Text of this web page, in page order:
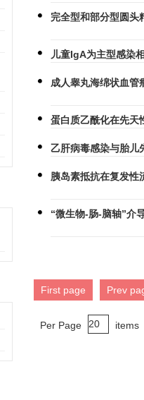
完全型和部分型圆头
儿童IgA为主型感染
成人睾丸海绵状血管
蛋白质乙酰化在先天
乙肝病毒感染与胎儿
胰岛素抵抗在复发性
“微生物-肠-脑轴”介
First page Prev
Per Page items